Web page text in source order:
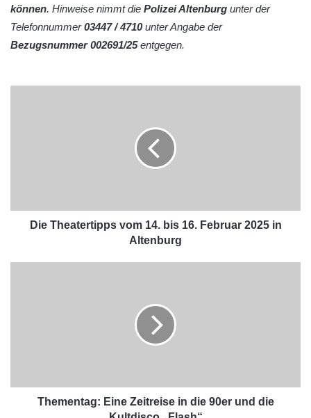
können. Hinweise nimmt die Polizei Altenburg unter der
Telefonnummer03447 / 4710unter Angabe der
Bezugsnummer 002691/25entgegen.
Die Theatertipps vom 14. bis 16. Februar 2025 in
Altenburg
Thementag: Eine Zeitreise in die 90er und die